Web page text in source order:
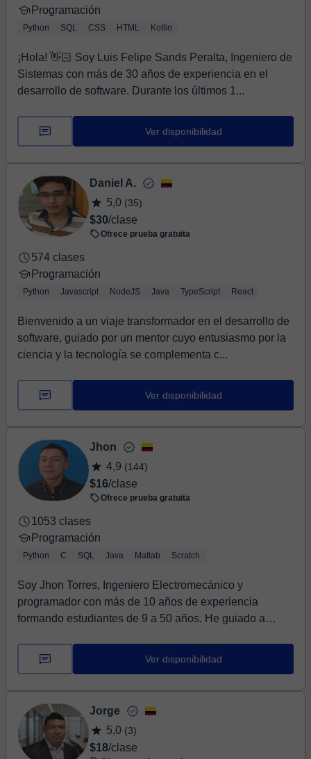
Programación
Python SQL CSS HTML Kotlin
¡Hola! 👋🏻 Soy Luis Felipe Sands Peralta, Ingeniero de
Sistemas con más de 30 años de experiencia en el
desarrollo de software. Durante los últimos 1...
Ver disponibilidad
Daniel A.
5,0 (35)
$30/clase
Ofrece prueba gratuita
574 clases
Programación
Python Javascript NodeJS Java TypeScript React
Bienvenido a un viaje transformador en el desarrollo de
software, guiado por un mentor cuyo entusiasmo por la
ciencia y la tecnología se complementa c...
Ver disponibilidad
Jhon
4,9 (144)
$16/clase
Ofrece prueba gratuita
1053 clases
Programación
Python C SQL Java Matlab Scratch
Soy Jhon Torres, Ingeniero Electromecánico y
programador con más de 10 años de experiencia
formando estudiantes de 9 a 50 años. He guiado a
Ver disponibilidad
Jorge
5,0 (3)
$18/clase